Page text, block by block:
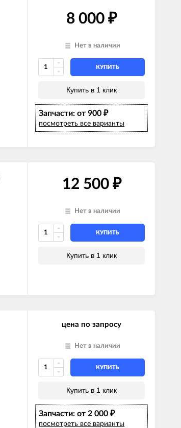
8 000 ₽
Нет в наличии
КУПИТЬ
Купить в 1 клик
Запчасти: от 900 ₽
посмотреть все варианты
12 500 ₽
Нет в наличии
КУПИТЬ
Купить в 1 клик
цена по запросу
Нет в наличии
КУПИТЬ
Купить в 1 клик
Запчасти: от 2 000 ₽
посмотреть все варианты